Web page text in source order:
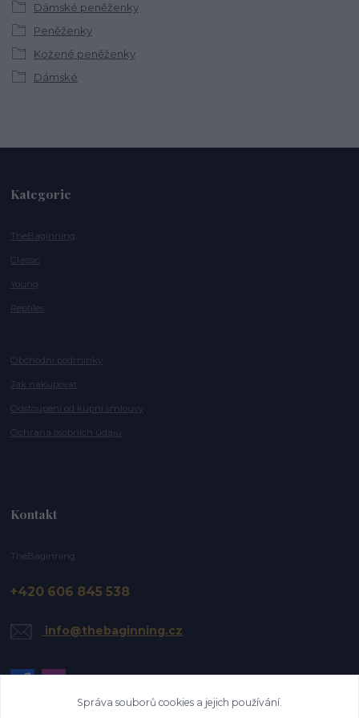
Dámské peněženky
Peněženky
Kožené peněženky
Dámské
Kategorie
TheBaginning
Classic
Young
Reptiles
Obchodní podmínky
Jak nakupovat
Odstoupení od kupní smlouvy
Ochrana osobních údajů
Kontakt
TheBaginning
+420 606 845 538
info@thebaginning.cz
Správa souborů cookies a jejich používání.